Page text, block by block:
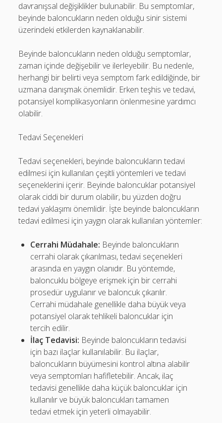
davranışsal değişiklikler bulunabilir. Bu semptomlar,
beyinde baloncukların neden olduğu sinir sistemi
üzerindeki etkilerden kaynaklanabilir.
Beyinde baloncukların neden olduğu semptomlar,
zaman içinde değişebilir ve ilerleyebilir. Bu nedenle,
herhangi bir belirti veya semptom fark edildiğinde, bir
uzmana danışmak önemlidir. Erken teşhis ve tedavi,
potansiyel komplikasyonların önlenmesine yardımcı
olabilir.
Tedavi Seçenekleri
Tedavi seçenekleri, beyinde baloncukların tedavi
edilmesi için kullanılan çeşitli yöntemleri ve tedavi
seçeneklerini içerir. Beyinde baloncuklar potansiyel
olarak ciddi bir durum olabilir, bu yüzden doğru
tedavi yaklaşımı önemlidir. İşte beyinde baloncukların
tedavi edilmesi için yaygın olarak kullanılan yöntemler:
Cerrahi Müdahale: Beyinde baloncukların
cerrahi olarak çıkarılması, tedavi seçenekleri
arasında en yaygın olanıdır. Bu yöntemde,
baloncuklu bölgeye erişmek için bir cerrahi
prosedür uygulanır ve baloncuk çıkarılır.
Cerrahi müdahale genellikle daha büyük veya
potansiyel olarak tehlikeli baloncuklar için
tercih edilir.
İlaç Tedavisi: Beyinde baloncukların tedavisi
için bazı ilaçlar kullanılabilir. Bu ilaçlar,
baloncukların büyümesini kontrol altına alabilir
veya semptomları hafifletebilir. Ancak, ilaç
tedavisi genellikle daha küçük baloncuklar için
kullanılır ve büyük baloncukları tamamen
tedavi etmek için yeterli olmayabilir.